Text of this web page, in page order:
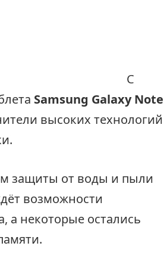
С
Samsung Galaxy Note
высоких технологий
защиты от воды и пыли
возможности
а некоторые остались